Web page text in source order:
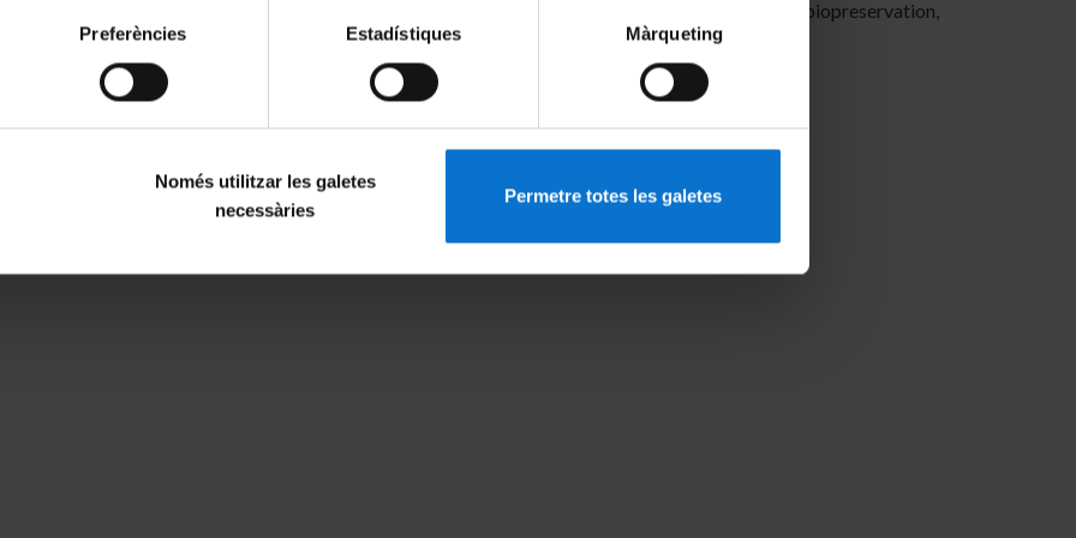
Preferències Estadístiques Màrqueting
Només utilitzar les galetes
necessàries
Permetre totes les galetes
in the hydrogen bond network at scales larger than 10 nm, even at temperatures relevant to biopreservation,
under varied conditions.
researcher and been selected to feature thejournal`s cover.